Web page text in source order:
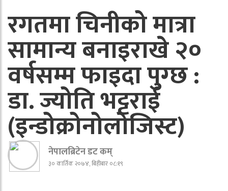
रगतमा चिनीको मात्रा
सामान्य बनाइराखे २०
वर्षसम्म फाइदा पुग्छ :
डा. ज्योति भट्टराई
(इन्डोक्रोनोलोजिस्ट)
नेपालब्रिटेन डट कम्
३० कार्तिक २०७४, बिहीबार ०८:१९